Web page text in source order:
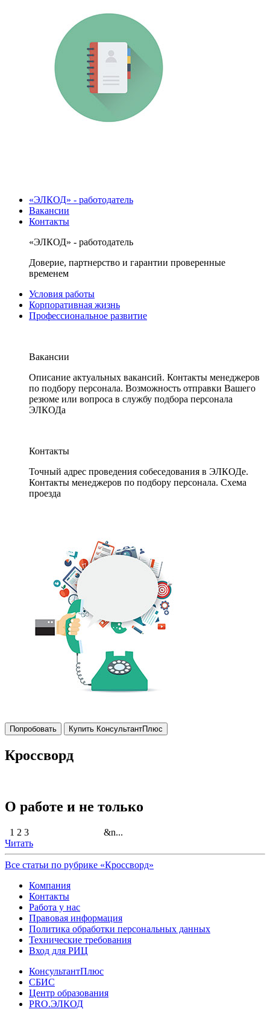
«ЭЛКОД» - работодатель
Вакансии
Контакты
«ЭЛКОД» - работодатель
Доверие, партнерство и гарантии проверенные
временем
Условия работы
Корпоративная жизнь
Профессиональное развитие
Вакансии
Описание актуальных вакансий. Контакты менеджеров
по подбору персонала. Возможность отправки Вашего
резюме или вопроса в службу подбора персонала
ЭЛКОДа
Контакты
Точный адрес проведения собеседования в ЭЛКОДе.
Контакты менеджеров по подбору персонала. Схема
проезда
Попробовать Купить КонсультантПлюс
Кроссворд
О работе и не только
1 2 3 &n...
Читать
Все статьи по рубрике «Кроссворд»
Компания
Контакты
Работа у нас
Правовая информация
Политика обработки персональных данных
Технические требования
Вход для РИЦ
КонсультантПлюс
СБИС
Центр образования
PRO.ЭЛКОД